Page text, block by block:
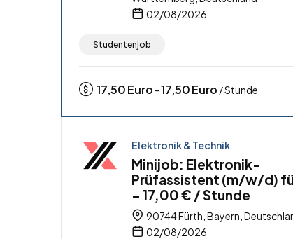
02/08/2026
Studentenjob
17,50Euro -17,50Euro / Stunde
Elektronik & Technik
Minijob: Elektronik-
Prüfassistent (m/w/d)
– 17,00 € / Stunde
90744 Fürth, Bayern,
02/08/2026